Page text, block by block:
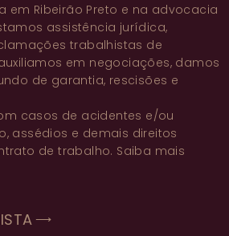
em Ribeirão Preto e na advocacia
assistência jurídica,
trabalhistas de
em negociações, damos
de garantia, rescisões e
casos de acidentes e/ou
, assédios e demais direitos
de trabalho. Saiba mais